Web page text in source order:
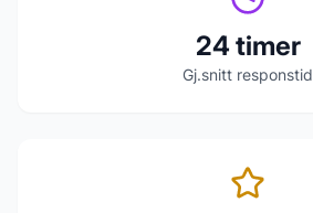
24 timer
Gj.snitt responstid